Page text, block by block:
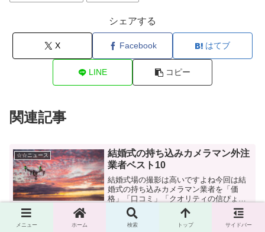
シェアする
X Facebook はてブ
LINE コピー
関連記事
☆☆ニュース
結婚式の持ち込みカメラマン外注
業者ベスト10
結婚式場の撮影は高いですよね今回は結
婚式の持ち込みカメラマン業者を「価
格」「口コミ」「クオリティの信ぴょう
性」の3部門で調査してランキング形式で
紹介したいと思います1位 わたしたちの
結婚式2位 ココロスイッチ3位 カンド
墓じまいの代行って何するの？作
メニュー ホーム 検索 トップ サイドバー